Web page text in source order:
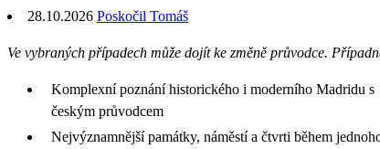
28.10.2026 Poskočil Tomáš
Ve vybraných případech může dojít ke změně průvodce.
Komplexní poznání historického i moderního Madridu s
českým průvodcem
Nejvýznamnější památky, náměstí a čtvrti během